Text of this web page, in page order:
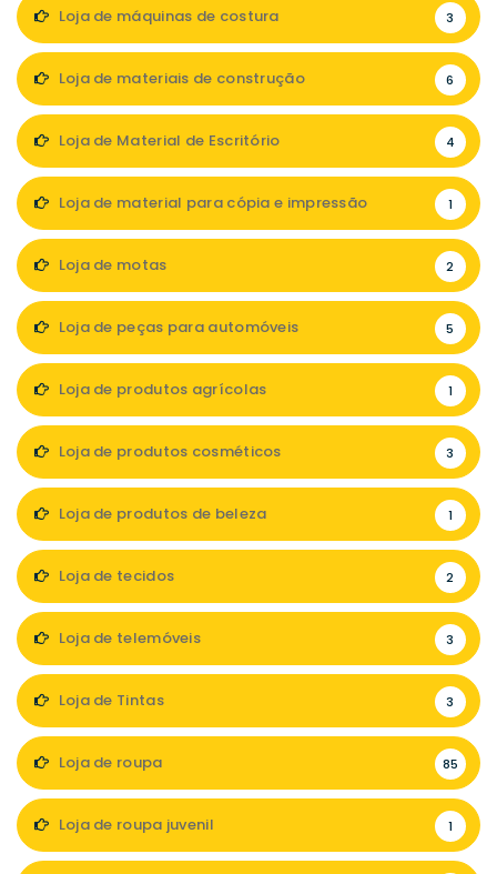
Loja de máquinas de costura 3
Loja de materiais de construção 6
Loja de Material de Escritório 4
Loja de material para cópia e impressão 1
Loja de motas 2
Loja de peças para automóveis 5
Loja de produtos agrícolas 1
Loja de produtos cosméticos 3
Loja de produtos de beleza 1
Loja de tecidos 2
Loja de telemóveis 3
Loja de Tintas 3
Loja de roupa 85
Loja de roupa juvenil 1